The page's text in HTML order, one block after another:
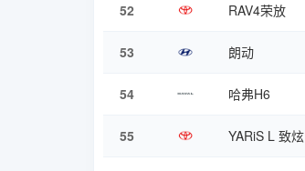
52 RAV4荣放
53 朗动
54 哈弗H6
55 YARiS L 致炫